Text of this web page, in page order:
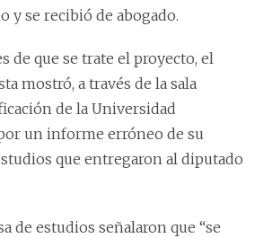
y se recibió de abogado.
de que se trate el proyecto, el
mostró, a través de la sala
de la Universidad
un informe erróneo de su
que entregaron al diputado
de estudios señalaron que “se